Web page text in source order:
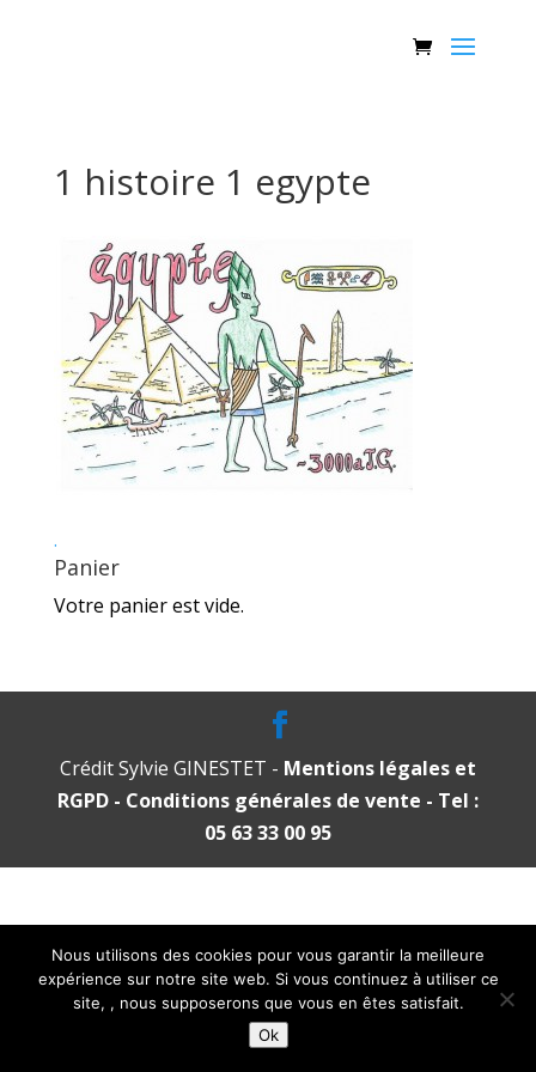
1 histoire 1 egypte
.
Panier
Votre panier est vide.
Crédit Sylvie GINESTET - Mentions légales et
RGPD- Conditions générales de vente - Tel :
05 63 33 00 95
Nous utilisons des cookies pour vous garantir la meilleure
expérience sur notre site web. Si vous continuez à utiliser ce
site, , nous supposerons que vous en êtes satisfait.
Ok